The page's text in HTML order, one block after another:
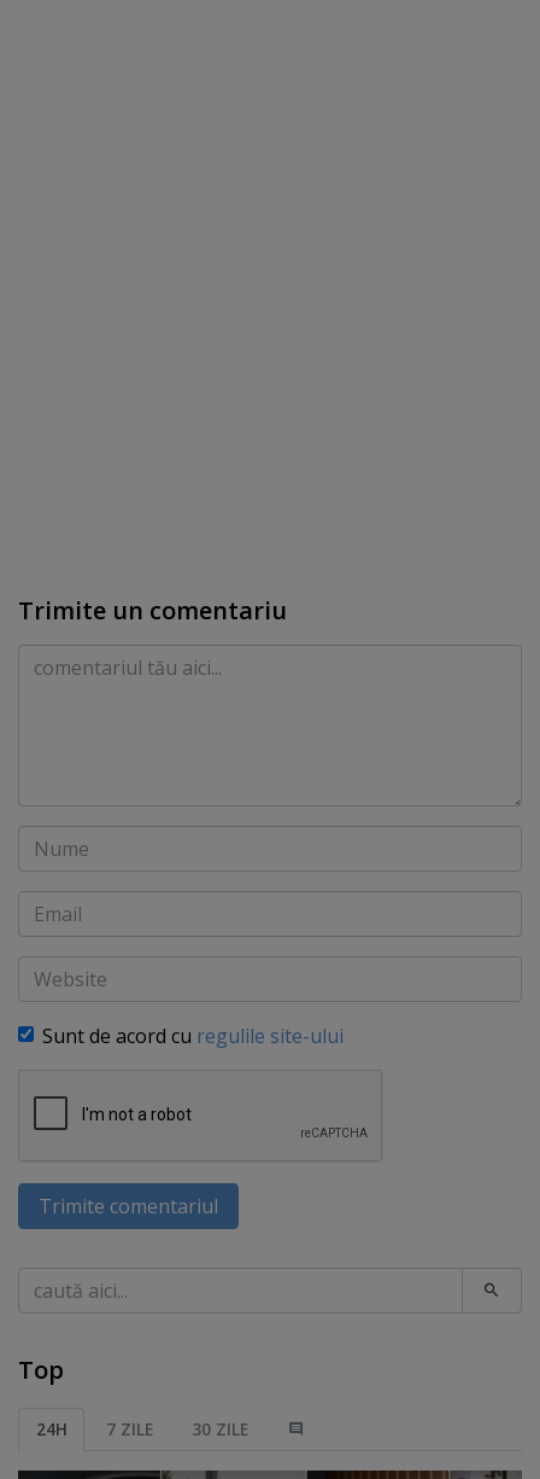
Trimite un comentariu
Comentariu
Nume
Email
Website
Sunt de acord cu regulile site-ului
Trimite comentariul
Caută
Top
24H 7 ZILE 30 ZILE